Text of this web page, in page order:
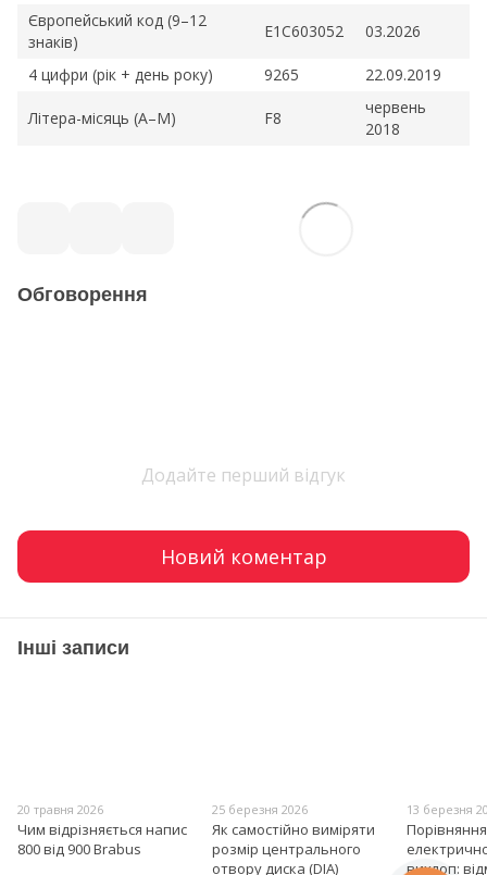
Європейський код (9–12
знаків)
E1C603052 03.2026
4 цифри (рік + день року) 9265 22.09.2019
Літера-місяць (A–M) F8
червень
2018
Обговорення
Додайте перший відгук
Новий коментар
Інші записи
20 травня 2026
Чим відрізняється напис
800 від 900 Brabus
25 березня 2026
Як самостійно виміряти
розмір центрального
отвору диска (DIA)
13 березня
вихлоп: